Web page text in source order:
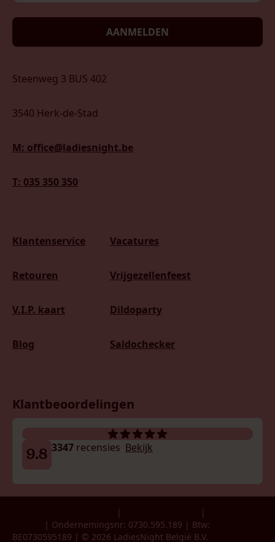
AANMELDEN
Steenweg 3 BUS 402
3540 Herk-de-Stad
M: office@ladiesnight.be
T: 035 350 350
Klantenservice
Retouren
V.I.P. kaart
Blog
Vacatures
Vrijgezellenfeest
Dildoparty
Saldochecker
Klantbeoordelingen
9.8 3347 recensies Bekijk
| |
| Ondernemingsnr: 0730.595.189 | Btw:
BE0730595189 | © 2026 LadiesNight België B.V.